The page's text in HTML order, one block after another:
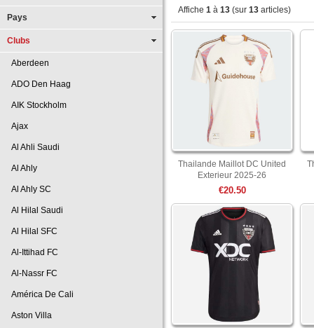
Pays
Clubs
Aberdeen
ADO Den Haag
AIK Stockholm
Ajax
Al Ahli Saudi
Al Ahly
Al Ahly SC
Al Hilal Saudi
Al Hilal SFC
Al-Ittihad FC
Al-Nassr FC
América De Cali
Aston Villa
Affiche 1 à 13 (sur 13 articles)
Thailande Maillot DC United
Exterieur 2025-26
€20.50